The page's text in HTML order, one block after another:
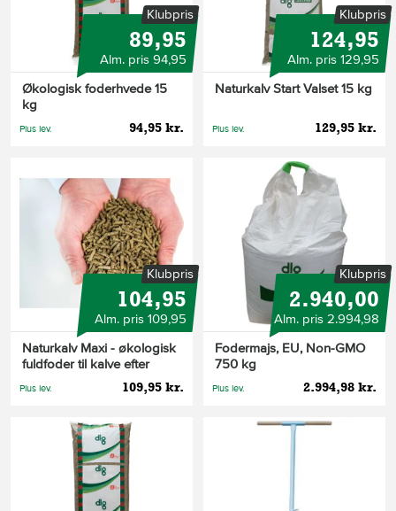
Klubpris
89,95
Alm. pris 94,95
Økologisk foderhvede 15
kg
94,95 kr.
Plus lev.
Klubpris
124,95
Alm. pris 129,95
Naturkalv Start Valset 15 kg
129,95 kr.
Plus lev.
Klubpris
104,95
Alm. pris 109,95
Naturkalv Maxi - økologisk
fuldfoder til kalve efter
109,95 kr.
Plus lev.
Klubpris
2.940,00
Alm. pris 2.994,98
Fodermajs, EU, Non-GMO
750 kg
2.994,98 kr.
Plus lev.